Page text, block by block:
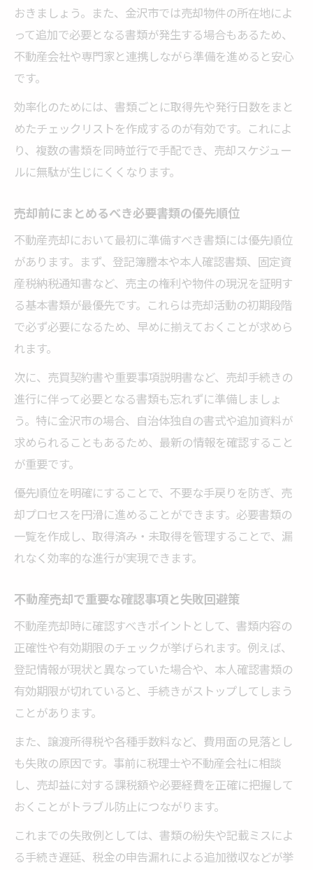
おきましょう。また、金沢市では売却物件の所在地によ
って追加で必要となる書類が発生する場合もあるため、
不動産会社や専門家と連携しながら準備を進めると安心
です。
効率化のためには、書類ごとに取得先や発行日数をまと
めたチェックリストを作成するのが有効です。これによ
り、複数の書類を同時並行で手配でき、売却スケジュー
ルに無駄が生じにくくなります。
売却前にまとめるべき必要書類の優先順位
不動産売却において最初に準備すべき書類には優先順位
があります。まず、登記簿謄本や本人確認書類、固定資
産税納税通知書など、売主の権利や物件の現況を証明す
る基本書類が最優先です。これらは売却活動の初期段階
で必ず必要になるため、早めに揃えておくことが求めら
れます。
次に、売買契約書や重要事項説明書など、売却手続きの
進行に伴って必要となる書類も忘れずに準備しましょ
う。特に金沢市の場合、自治体独自の書式や追加資料が
求められることもあるため、最新の情報を確認すること
が重要です。
優先順位を明確にすることで、不要な手戻りを防ぎ、売
却プロセスを円滑に進めることができます。必要書類の
一覧を作成し、取得済み・未取得を管理することで、漏
れなく効率的な進行が実現できます。
不動産売却で重要な確認事項と失敗回避策
不動産売却時に確認すべきポイントとして、書類内容の
正確性や有効期限のチェックが挙げられます。例えば、
登記情報が現状と異なっていた場合や、本人確認書類の
有効期限が切れていると、手続きがストップしてしまう
ことがあります。
また、譲渡所得税や各種手数料など、費用面の見落とし
も失敗の原因です。事前に税理士や不動産会社に相談
し、売却益に対する課税額や必要経費を正確に把握して
おくことがトラブル防止につながります。
これまでの失敗例としては、書類の紛失や記載ミスによ
る手続き遅延、税金の申告漏れによる追加徴収などが挙